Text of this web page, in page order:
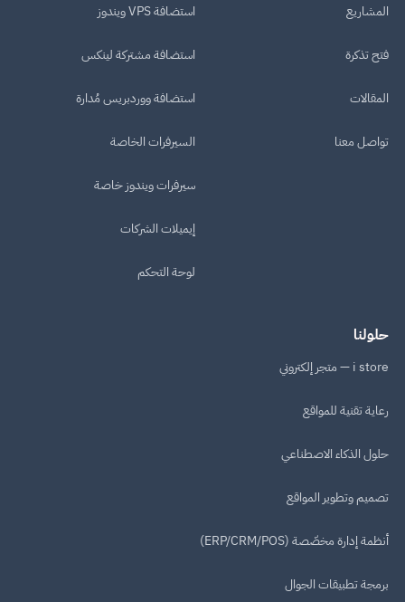
المشاريع
فتح تذكرة
المقالات
تواصل معنا
استضافة VPS ويندوز
استضافة مشتركة لينكس
استضافة ووردبريس مُدارة
السيرفرات الخاصة
سيرفرات ويندوز خاصة
إيميلات الشركات
لوحة التحكم
حلولنا
i store — متجر إلكتروني
رعاية تقنية للمواقع
حلول الذكاء الاصطناعي
تصميم وتطوير المواقع
أنظمة إدارة مخصّصة (ERP/CRM/POS)
برمجة تطبيقات الجوال